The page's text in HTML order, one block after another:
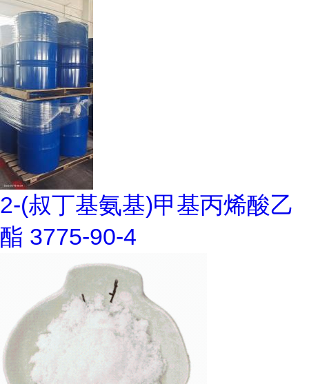
2-(叔丁基氨基)甲基丙烯酸乙
酯 3775-90-4